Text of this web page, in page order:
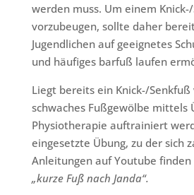
werden muss. Um einem
vorzubeugen, sollte daher
Jugendlichen auf geeignetes
und häufiges barfuß laufen
Liegt bereits ein Knick-/Senkfuß
schwaches Fußgewölbe mittels
Physiotherapie auftrainiert
eingesetzte Übung, zu der sich
Anleitungen auf Youtube finden
„kurze Fuß nach Janda“.